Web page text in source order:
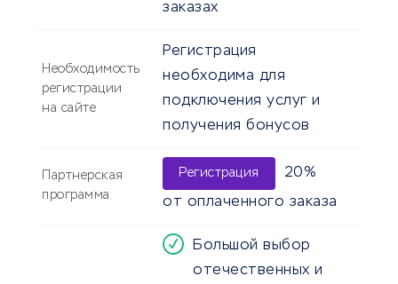
заказах
Необходимость
регистрации
на сайте
Регистрация
необходима для
подключения услуг и
получения бонусов
Партнерская
программа
Регистрация 20%
от оплаченного заказа
Большой выбор
отечественных и